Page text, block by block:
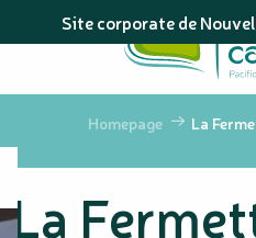
au
principal
Site corporate de
Homepage La
La